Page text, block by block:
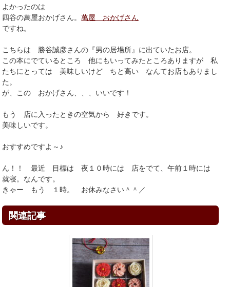
よかったのは
四谷の萬屋おかげさん。萬屋 おかげさん
ですね。
こちらは 勝谷誠彦さんの『男の居場所』に出ていたお店。
この本にでているところ 他にもいってみたところありますが 私
たちにとっては 美味しいけど ちと高い なんてお店もありまし
た。
が、この おかげさん、、、いいです！
もう 店に入ったときの空気から 好きです。
美味しいです。
おすすめですよ～♪
ん！！ 最近 目標は 夜１０時には 店をでて、午前１時には
就寝。なんです。
きゃー もう １時。 お休みなさい＾＾／
関連記事